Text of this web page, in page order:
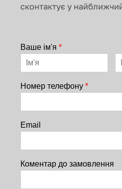
сконтактує у
Ваше ім'я*
Номер телефону*
Email
Коментар до замовлення